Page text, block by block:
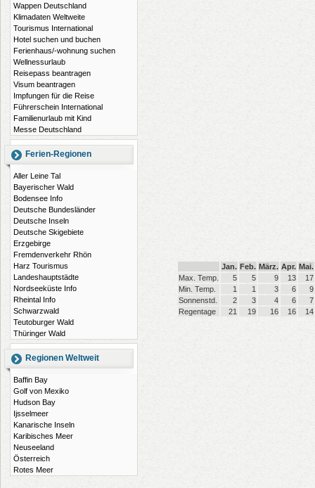
Wappen Deutschland
Klimadaten Weltweite
Tourismus International
Hotel suchen und buchen
Ferienhaus/-wohnung suchen
Wellnessurlaub
Reisepass beantragen
Visum beantragen
Impfungen für die Reise
Führerschein International
Familienurlaub mit Kind
Messe Deutschland
Ferien-Regionen
Aller Leine Tal
Bayerischer Wald
Bodensee Info
Deutsche Bundesländer
Deutsche Inseln
Deutsche Skigebiete
Erzgebirge
Fremdenverkehr Rhön
Harz Tourismus
Landeshauptstädte
Nordseeküste Info
Rheintal Info
Schwarzwald
Teutoburger Wald
Thüringer Wald
Regionen Weltweit
Baffin Bay
Golf von Mexiko
Hudson Bay
Ijsselmeer
Kanarische Inseln
Karibisches Meer
Neuseeland
Österreich
Rotes Meer
Jan. Feb. März. Apr. Mai.
Max. Temp.
5 5 9 13
17
Min. Temp.
1 1 3 6
9
Sonnenstd.
2 3 4 6
7
Regentage
21 19 16 16 14